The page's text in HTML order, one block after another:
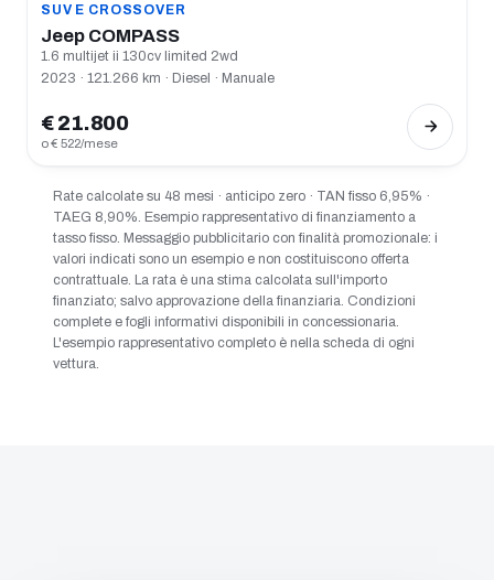
SUV E CROSSOVER
Jeep COMPASS
1.6 multijet ii 130cv limited 2wd
2023 · 121.266 km · Diesel · Manuale
€ 21.800
o € 522/mese
Rate calcolate su 48 mesi · anticipo zero · TAN fisso 6,95% ·
TAEG 8,90%. Esempio rappresentativo di finanziamento a
tasso fisso. Messaggio pubblicitario con finalità promozionale: i
valori indicati sono un esempio e non costituiscono offerta
contrattuale. La rata è una stima calcolata sull'importo
finanziato; salvo approvazione della finanziaria. Condizioni
complete e fogli informativi disponibili in concessionaria.
L'esempio rappresentativo completo è nella scheda di ogni
vettura.